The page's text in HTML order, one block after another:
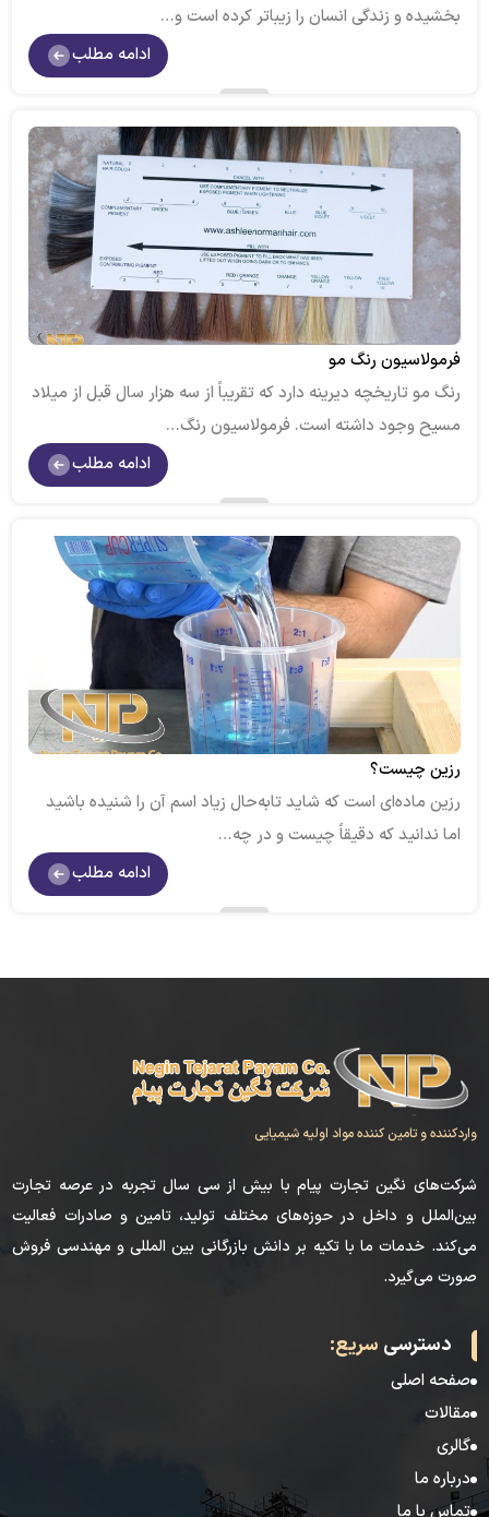
بخشیده و زندگی انسان را زیباتر کرده است و…
ادامه مطلب
فرمولاسیون رنگ مو
رنگ مو تاریخچه دیرینه دارد که تقریباً از سه هزار سال قبل از میلاد
مسیح وجود داشته است. فرمولاسیون رنگ…
ادامه مطلب
رزین چیست؟
رزین ماده‌ای است که شاید تابه‌حال زیاد اسم آن را شنیده باشید
اما ندانید که دقیقاً چیست و در چه…
ادامه مطلب
واردکننده و تامین کننده مواد اولیه شیمیایی
شرکت‌های نگین تجارت پیام با بیش از سی سال تجربه در عرصه تجارت
بین‌الملل و داخل در حوزه‌های مختلف تولید، تامین و صادرات فعالیت
می‌کند. خدمات ما با تکیه بر دانش بازرگانی بین المللی و مهندسی فروش
صورت می‌گیرد.
دسترسی سریع:
صفحه اصلی
مقالات
گالری
درباره ما